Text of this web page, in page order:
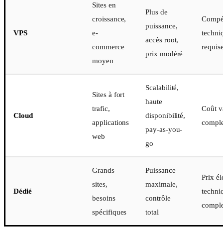
VPS
Sites en
croissance,
e-
commerce
moyen
Plus de
puissance,
accès root,
prix modéré
Cloud
Sites à fort
trafic,
applications
web
Scalabilité,
haute
disponibilité,
pay-as-you-
go
Coût
Dédié
Grands
sites,
besoins
spécifiques
Puissance
maximale,
contrôle
total
Prix